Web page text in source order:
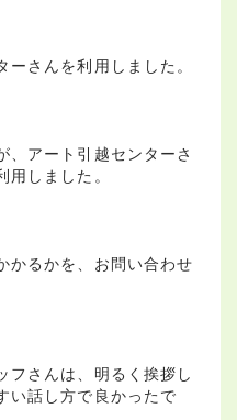
さんを利用しました。
、アート引越センターさ
用しました。
かるかを、お問い合わせ
フさんは、明るく挨拶し
い話し方で良かったで